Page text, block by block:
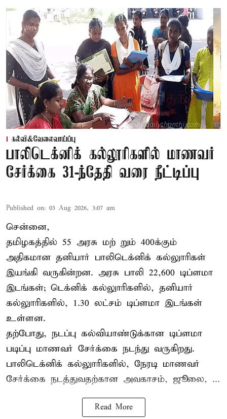
கல்வி&வேலைவாய்ப்பு
பாலிடெக்னிக் கல்லூரிகளில் மாணவர்
சேர்க்கை 31-ந்தேதி வரை நீட்டிப்பு
Published on: 03 Aug 2026, 3:07 am
சென்னை,
தமிழகத்தில் 55 அரசு மற் றும் 400க்கும்
அதிகமான தனியார் பாலிடெக்னிக் கல்லுாரிகள்
இயங்கி வருகின்றன. அரசு பாலி 22,600 டிப்ளமா
இடங்கள்; டெக்னிக் கல்லுாரிகளில், தனியார்
கல்லுாரிகளில், 1.30 லட்சம் டிப்ளமா இடங்கள்
உள்ளன.
தற்போது, நடப்பு கல்வியாண்டுக்கான டிப்ளமா
படிப்பு மாணவர் சேர்க்கை நடந்து வருகிறது.
பாலிடெக்னிக் கல்லுாரிகளில், நேரடி மாணவர்
சேர்க்கை நடத்துவதற்கான அவகாசம், ஜூலை, ...
Read More